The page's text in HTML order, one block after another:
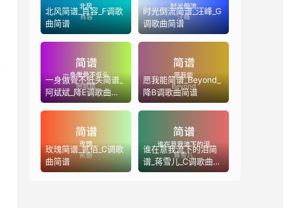
北风简谱_肖容_F调歌
曲简谱
时光倒流简谱_汪峰_G
调歌曲简谱
一身傲骨不低头简谱_
阿斌斌_降E调歌曲简
谱
愿我能简谱_Beyond_
降B调歌曲简谱
玫瑰简谱_贰佰_C调歌
曲简谱
谁在意我流下的泪简
谱_蒋雪儿_C调歌曲简
谱